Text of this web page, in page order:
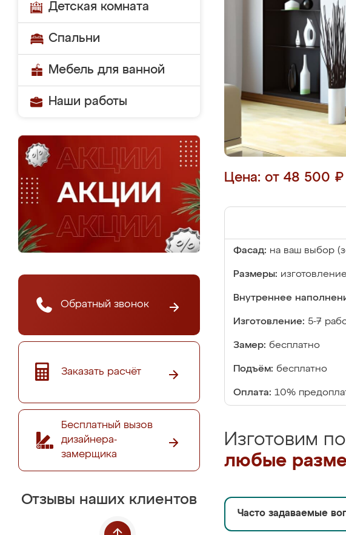
Детская комната
Спальни
Мебель для ванной
Наши работы
Обратный звонок
Заказать расчёт
Бесплатный вызов
дизайнера-
замерщика
Отзывы наших клиентов
Цена: от 48 500 ₽
Фасад: на ваш выбор
Размеры:
Внутреннее
Изготовление: 5-7
Замер: бесплатно
Подъём: бесплатно
Оплата: 10%
Изготовим
любые
Часто задаваемые